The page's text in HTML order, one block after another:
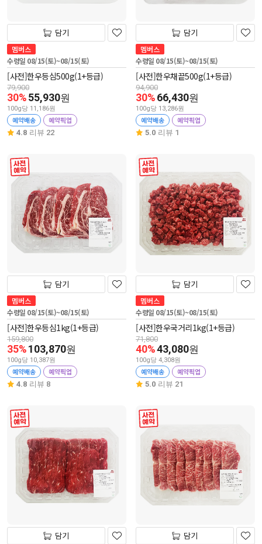
담기
멤버스
수령일 08/15(토)~08/15(토)
[사전]한우등심500g(1+등급)
79,900
30%55,930원
100g당 11,186원
예약배송 예약픽업
4.8 리뷰 22
담기
멤버스
수령일 08/15(토)~08/15(토)
[사전]한우채끝500g(1+등급)
94,900
30%66,430원
100g당 13,286원
예약배송 예약픽업
5.0 리뷰 1
담기
멤버스
수령일 08/15(토)~08/15(토)
[사전]한우등심1kg(1+등급)
159,800
35%103,870원
100g당 10,387원
예약배송 예약픽업
4.8 리뷰 8
담기
멤버스
수령일 08/15(토)~08/15(토)
[사전]한우국거리1kg(1+등급)
71,800
40%43,080원
100g당 4,308원
예약배송 예약픽업
5.0 리뷰 21
담기 담기